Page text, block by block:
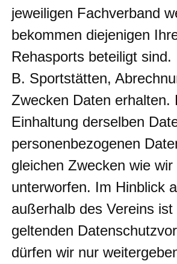
jeweiligen Fachverband
bekommen diejenigen
Rehasports beteiligt
B. Sportstätten,
Zwecken Daten erhalten.
Einhaltung derselben
personenbezogenen
gleichen Zwecken wie
unterworfen. Im Hinblick
außerhalb des Vereins
geltenden
dürfen wir nur